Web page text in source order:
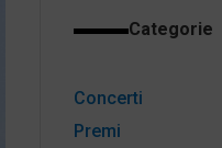
Categorie
Premi
Concerti